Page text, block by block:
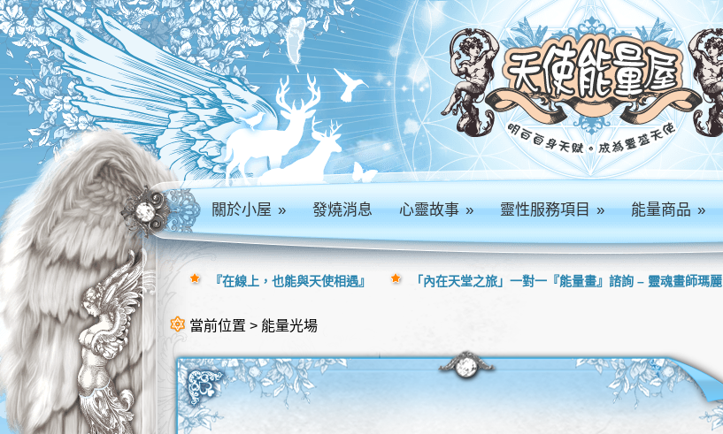
關於小屋» 發燒消息 心靈故事» 靈性服務項目» 能量商品»
當前位置 > 能量光場
『在線上，也能與天使相遇』 「內在天堂之旅」一對一『能量畫』諮詢 – 靈魂畫師瑪麗